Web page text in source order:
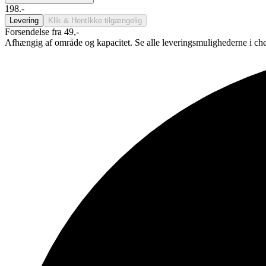
198.-
Levering Klik & Hent Ikke tilgængelig
Forsendelse fra 49,-
Afhængig af område og kapacitet. Se alle leveringsmulighederne i